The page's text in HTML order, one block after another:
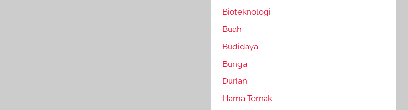
Bioteknologi
Buah
Budidaya
Bunga
Durian
Hama Ternak